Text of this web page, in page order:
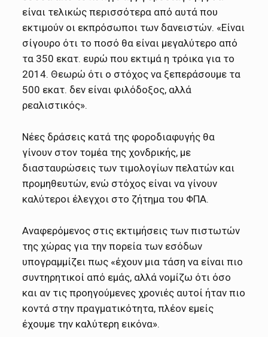
είναι τελικώς περισσότερα από αυτά που
εκτιμούν οι εκπρόσωποι των δανειστών. «Είναι
σίγουρο ότι το ποσό θα είναι μεγαλύτερο από
τα 350 εκατ. ευρώ που εκτιμά η τρόικα για το
2014. Θεωρώ ότι ο στόχος να ξεπεράσουμε τα
500 εκατ. δεν είναι φιλόδοξος, αλλά
ρεαλιστικός».
Νέες δράσεις κατά της φοροδιαφυγής θα
γίνουν στον τομέα της χονδρικής, με
διασταυρώσεις των τιμολογίων πελατών και
προμηθευτών, ενώ στόχος είναι να γίνουν
καλύτεροι έλεγχοι στο ζήτημα του ΦΠΑ.
Αναφερόμενος στις εκτιμήσεις των πιστωτών
της χώρας για την πορεία των εσόδων
υπογραμμίζει πως «έχουν μια τάση να είναι πιο
συντηρητικοί από εμάς, αλλά νομίζω ότι όσο
και αν τις προηγούμενες χρονιές αυτοί ήταν πιο
κοντά στην πραγματικότητα, πλέον εμείς
έχουμε την καλύτερη εικόνα».